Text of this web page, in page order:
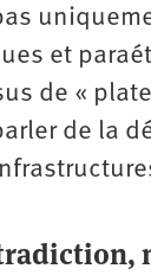
et
de «
de la